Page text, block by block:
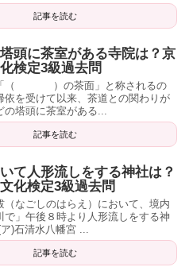
記事を読む
頭に茶室がある寺院は？京
検定3級過去問
「（ ）の茶面」と称されるの
依を受けて以来、茶道との関わりが
の塔頭に茶室がある...
記事を読む
て人形流しをする神社は？
化検定3級過去問
（なごしのはらえ）において、境内
で」午後８時より人形流しをする神
)石清水八幡宮 ...
記事を読む